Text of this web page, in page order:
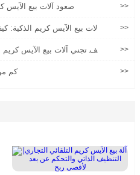
صعود آلات بيع الآيس >>
آلات بيع الآيس كريم
>>
كيف تجني آلات بيع الآيس كريم
>>
كم >>